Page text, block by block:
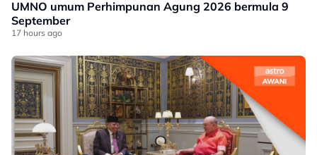
UMNO umum Perhimpunan Agung 2026 bermula 9
September
17 hours ago